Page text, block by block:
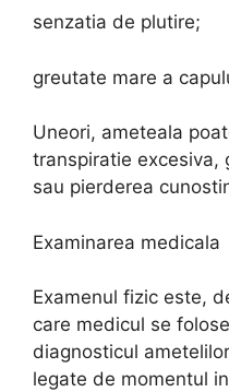
senzatia de plutire;
greutate mare a
Uneori, ameteala
transpiratie excesiva,
sau pierderea
Examinarea medicala
Examenul fizic este,
care medicul se
diagnosticul
legate de momentul